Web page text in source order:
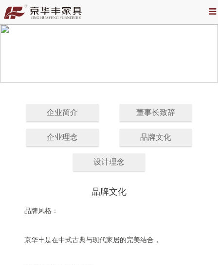
企业简介 董事长致辞
企业理念 品牌文化
设计理念
品牌文化
品牌风格：
京华丰是在中式古典与现代家居的完美结合，